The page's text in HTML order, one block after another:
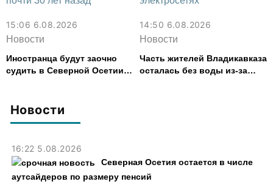
Новости
16:22 5.08.2026
Северная Осетия остается в числе
аутсайдеров по размеру пенсий
15:06 6.08.2026
Новости
Иностранца будут заочно
судить в Северной Осетии
14:50 6.08.2026
Новости
Часть жителей Владикавказа
осталась без воды из-за